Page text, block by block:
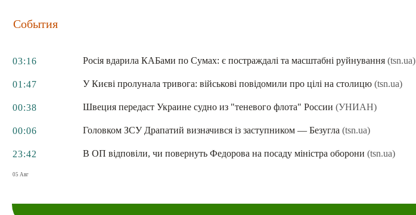
События
03:16 Росія вдарила КАБами по Сумах: є постраждалі та масштабні руйнування (tsn.ua)
01:47 У Києві пролунала тривога: військові повідомили про цілі на столицю (tsn.ua)
00:38 Швеция передаст Украине судно из "теневого флота" России (УНИАН)
00:06 Головком ЗСУ Драпатий визначився із заступником — Безугла (tsn.ua)
23:42
05 Авг
В ОП відповіли, чи повернуть Федорова на посаду міністра оборони (tsn.ua)